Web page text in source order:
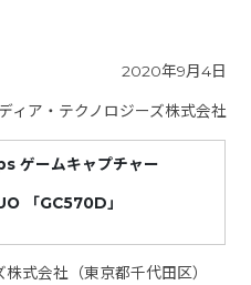
2020年9月4日
ィア・テクノロジーズ株式会社
ゲームキャプチャー
「GC570D」
式会社（東京都千代田区）